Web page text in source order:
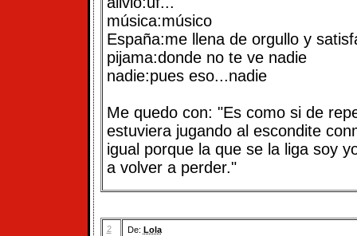
música:músico
España:me llena de orgullo y
pijama:donde no te ve nadie
nadie:pues eso...nadie
Me quedo con: "Es como si de
estuviera jugando al escondite
igual porque la que se la liga soy
a volver a perder."
2 De: Lola